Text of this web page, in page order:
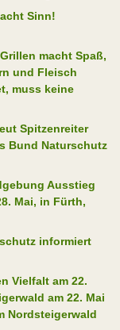
Sinn!
macht Spaß,
und Fleisch
muss keine
Spitzenreiter
Bund Naturschutz
Ausstieg
Mai, in Fürth,
informiert
Vielfalt am 22.
am 22. Mai
Nordsteigerwald